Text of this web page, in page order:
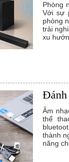
Phòng
Với sự
phòng
trải
xu
Đánh
Âm
thể
thành
năng